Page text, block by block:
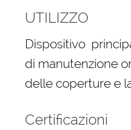
UTILIZZO
Dispositivo
di manutenzione
delle coperture e
Certificazioni